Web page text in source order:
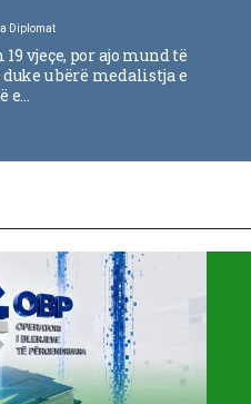
Diplomat
vjeçe, por ajo mund të
u bërë medalistja e
e…